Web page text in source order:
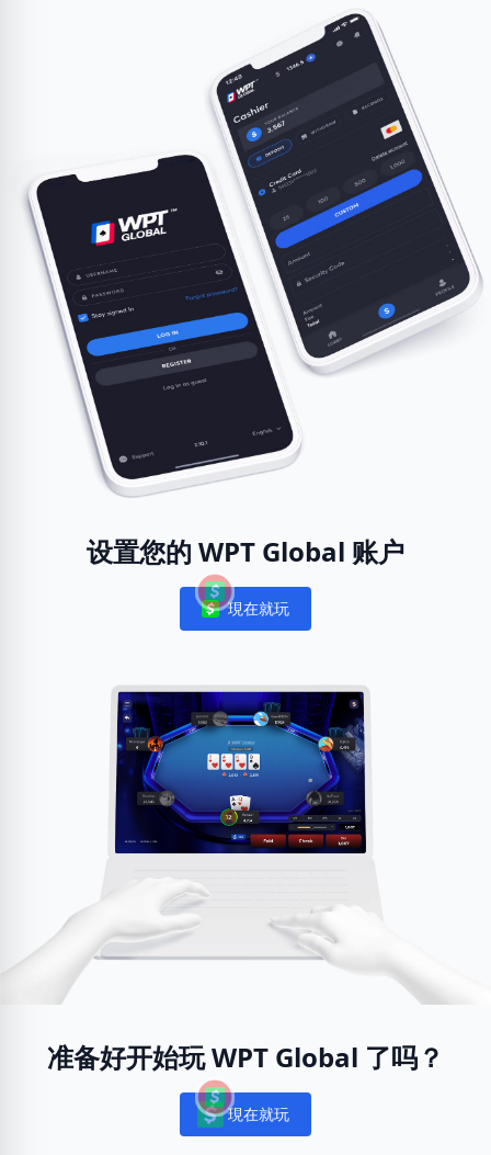
设置您的 WPT Global 账户
Notifications
現在就玩
准备好开始玩 WPT Global 了吗？
Notifications
現在就玩